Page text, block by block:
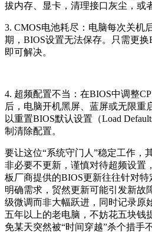
拔内存、显卡，清理接口灰尘，或
3. CMOS电池耗尽：电脑每次关机
期，BIOS设置无法保存。只需更
即可解决。
4. 超频配置不当：在BIOS中调整
后，电脑开机黑屏、蓝屏或无限重
以重置BIOS默认设置（Load
制清除配置。
要让这位“系统守门人”稳定工作，
非必要不更新，谨慎对待超频设置
板厂商提供的BIOS更新往往针对
明确需求，贸然更新可能引发新故
级微调而非大幅跃进，同时记录原
五年以上的老电脑，不妨花五块钱
免某天突然被“时间穿越”杀个措手